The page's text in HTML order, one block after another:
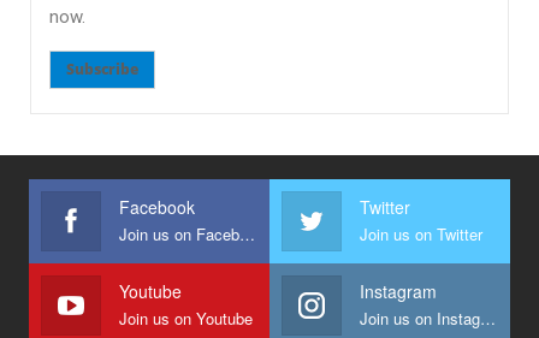
now.
Subscribe
Facebook
Join us on Facebook
Twitter
Join us on Twitter
Youtube
Join us on Youtube
Instagram
Join us on Instagram